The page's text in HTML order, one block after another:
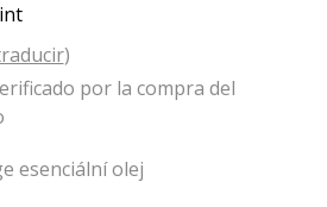
)
por la compra del
esenciální olej